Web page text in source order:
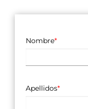
Nombre*
Apellidos*